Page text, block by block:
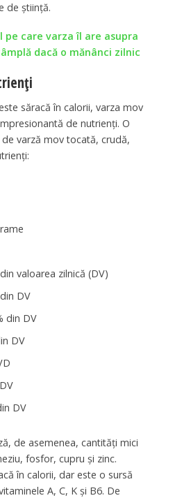
de știință.
pe care varza îl are asupra
dacă o mănânci zilnic
săracă în calorii, varza mov
de nutrienți. O
varză mov tocată, crudă,
valoarea zilnică (DV)
DV
din DV
DV
DV
de asemenea, cantități mici
fosfor, cupru și zinc.
în calorii, dar este o sursă
A, C, K și B6. De